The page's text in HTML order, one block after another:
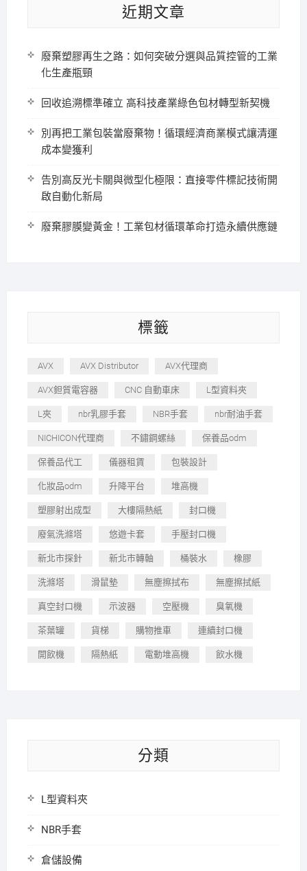
近期文章
廢棄塑膠再生之路：如何突破分選與品質控管的工業
化生產瓶頸
回收追溯標準確立 高科技產業綠色包材轉型新契機
別再把工業包裝當廢棄物！循環經濟商業模式讓清運
成本變獲利
告別高反光卡關與微型化極限：直接零件標記技術開
啟自動化新局
廢棄膠膜變黃金！工業包材循環革命打造永續供應鏈
標籤
AVX AVX Distributor AVX代理商
AVX鉭質電容器 CNC 自動車床 L型資料夾
L夾 nbr乳膠手套 NBR手套 nbr耐油手套
NICHICON代理商 不鏽鋼螺絲 保養品odm
保養品代工 儀器租賃 包裝設計
化妝品odm 升降平台 堆高機
塑膠射出成型 大樓隔熱紙 封口機
廢氣洗滌塔 悠遊卡套 手壓封口機
新北市探針 新北市轉軸 桶裝水 橡膠
洗滌塔 滑鼠墊 無塵擦拭布 無塵擦拭紙
真空封口機 示波器 空壓機 臭氧機
茶葉罐 貨梯 購物推車 連續封口機
開飲機 隔熱紙 電動堆高機 飲水機
分類
L型資料夾
NBR手套
倉儲設備